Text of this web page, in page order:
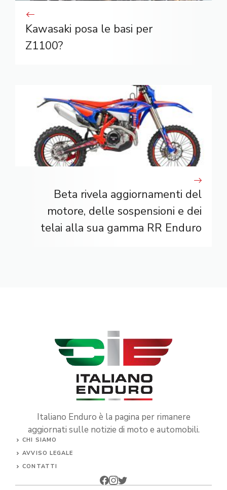
Kawasaki posa le basi per
Z1100?
Beta rivela aggiornamenti del
motore, delle sospensioni e dei
telai alla sua gamma RR Enduro
Italiano Enduro è la pagina per rimanere
aggiornati sulle notizie di moto e automobili.
CHI SIAMO
AVVISO LEGALE
CONTATTI